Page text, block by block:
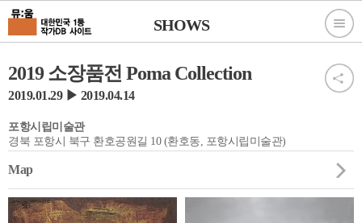
SHOWS
2019 소장품전 Poma Collection
2019.01.29 ▶ 2019.04.14
포항시립미술관
경북 포항시 북구 환호공원길 10 (환호동, 포항시립미술관)
Map